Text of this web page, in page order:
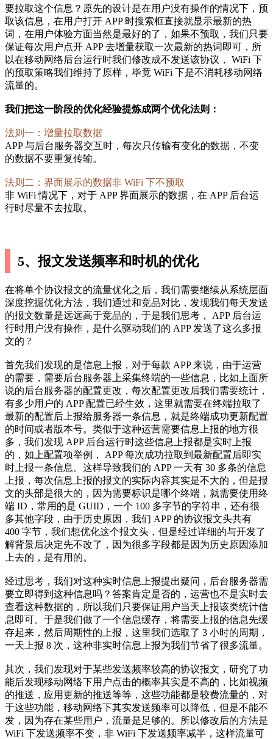
要拉取这个信息？原先的设计是在用户没有操作的情况下，预
取该信息，在用户打开 APP 时搜索框直接就显示最新的热
词，在用户体验方面当然是最好的了，如果不预取，我们只要
保证每次用户点开 APP 去增量获取一次最新的热词即可，所
以在移动网络后台运行时我们修改成不发送该协议， WiFi 下
的预取策略我们维持了原样，毕竟 WiFi 下是不消耗移动网络
流量的。
我们把这一阶段的优化经验提炼成两个优化法则：
法则一：增量拉取数据
APP 与后台服务器交互时，每次只传输有变化的数据，不变
的数据不要重复传输。
法则二：界面展示的数据非 WiFi 下不预取
非 WiFi 情况下，对于 APP 界面展示的数据，在 APP 后台运
行时尽量不去拉取。
5、报文发送频率和时机的优化
在将单个协议报文的流量优化之后，我们需要继续从系统层面
深度挖掘优化方法，我们通过和竞品对比，发现我们每天发送
的报文数量是远远高于竞品的，于是我们思考， APP 后台运
行时用户没有操作，是什么驱动我们的 APP 发送了这么多报
文的 ?
首先我们发现的是信息上报，对于每款 APP 来说，由于运营
的需要，需要后台服务器上采集终端的一些信息，比如上面所
说的后台服务器的配置更改，每次配置更改后我们需要统计，
有多少用户的 APP 配置已经生效，这里就需要在终端拉取了
最新的配置后上报给服务器一条信息，就是终端成功更新配置
的时间或者版本号。类似于这种运营需要信息上报的地方很
多，我们发现 APP 后台运行时这些信息上报都是实时上报
的，如上配置项举例， APP 每次成功拉取到最新配置后即实
时上报一条信息。这样导致我们的 APP 一天有 30 多条的信息
上报，每次信息上报的报文的实际内容其实是不大的，但是报
文的头部是很大的，因为需要标识是哪个终端，就需要使用终
端 ID，常用的是 GUID，一个 100 多字节的字符串，还有很
多其他字段，由于历史原因，我们 APP 的协议报文头共有
400 字节，我们想优化这个报文头，但是经过详细的与开发了
解背景后决定先不改了，因为很多字段都是因为历史原因添加
上去的，是有用的。
经过思考，我们对这种实时信息上报提出疑问，后台服务器需
要立即得到这种信息吗？答案肯定是否的，运营也不是实时去
查看这种数据的，所以我们只要保证用户当天上报该类统计信
息即可。于是我们做了一个信息缓存，将需要上报的信息先缓
存起来，然后周期性的上报，这里我们选取了 3 小时的周期，
一天上报 8 次，这种非实时信息上报为我们节省了很多流量。
其次，我们发现对于某些发送频率较高的协议报文，研究了功
能后发现移动网络下用户点击的概率其实是不高的，比如视频
的推送，应用更新的推送等等，这些功能都是较费流量的，对
于这些功能，移动网络下其实发送频率可以降低，但是不能不
发，因为存在某些用户，流量是足够的。所以修改后的方法是
WiFi 下发送频率不变，非 WiFi 下发送频率减半，这样流量可